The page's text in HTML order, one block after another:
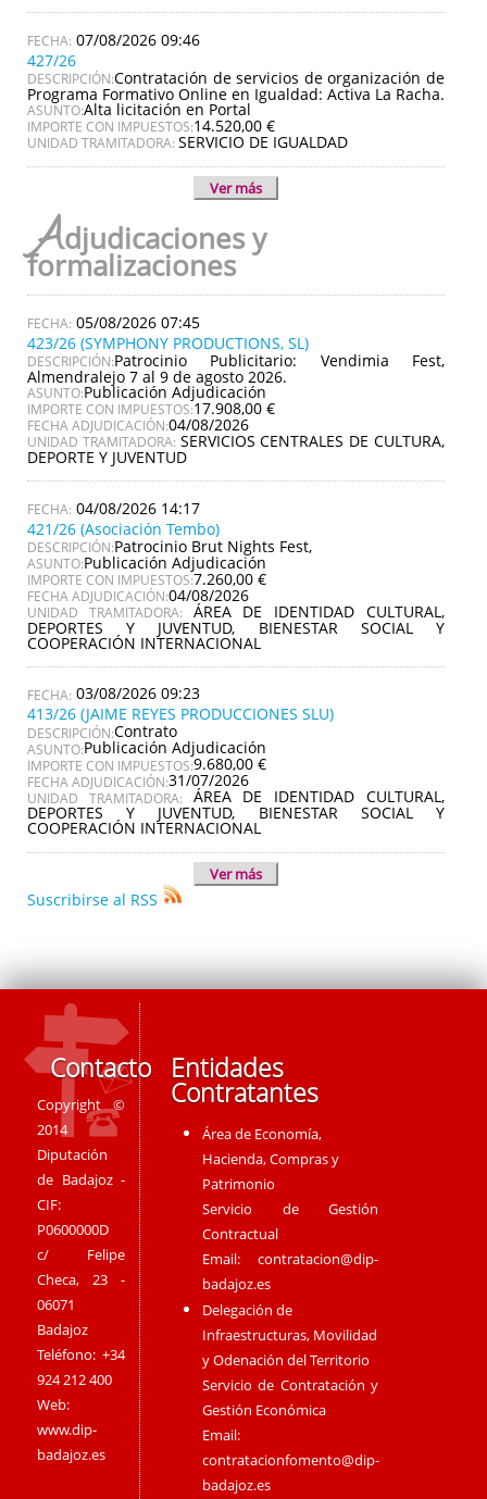
07/08/2026 09:46
427/26
DESCRIPCIÓN:Contratación de servicios de organización de
Programa Formativo Online en Igualdad: Activa La Racha.
ASUNTO:Alta licitación en Portal
IMPORTE CON IMPUESTOS:14.520,00 €
UNIDAD TRAMITADORA: SERVICIO DE IGUALDAD
Ver más
Adjudicaciones y
formalizaciones
05/08/2026 07:45
423/26 (SYMPHONY PRODUCTIONS, SL)
DESCRIPCIÓN:Patrocinio Publicitario: Vendimia Fest,
Almendralejo 7 al 9 de agosto 2026.
ASUNTO:Publicación Adjudicación
IMPORTE CON IMPUESTOS:17.908,00 €
FECHA ADJUDICACIÓN:04/08/2026
UNIDAD TRAMITADORA: SERVICIOS CENTRALES DE CULTURA,
DEPORTE Y JUVENTUD
04/08/2026 14:17
421/26 (Asociación Tembo)
DESCRIPCIÓN:Patrocinio Brut Nights Fest,
ASUNTO:Publicación Adjudicación
IMPORTE CON IMPUESTOS:7.260,00 €
FECHA ADJUDICACIÓN:04/08/2026
UNIDAD TRAMITADORA: ÁREA DE IDENTIDAD CULTURAL,
DEPORTES Y JUVENTUD, BIENESTAR SOCIAL Y
COOPERACIÓN INTERNACIONAL
03/08/2026 09:23
413/26 (JAIME REYES PRODUCCIONES SLU)
DESCRIPCIÓN:Contrato
ASUNTO:Publicación Adjudicación
IMPORTE CON IMPUESTOS:9.680,00 €
FECHA ADJUDICACIÓN:31/07/2026
UNIDAD TRAMITADORA: ÁREA DE IDENTIDAD CULTURAL,
DEPORTES Y JUVENTUD, BIENESTAR SOCIAL Y
COOPERACIÓN INTERNACIONAL
Ver más
Suscribirse al RSS
Contacto
Copyright ©
2014
Diputación
de Badajoz -
CIF:
P0600000D
c/ Felipe
Checa, 23 -
06071
Badajoz
Teléfono: +34
924 212 400
Web:
www.dip-
badajoz.es
Entidades
Contratantes
Área de Economía,
Hacienda, Compras y
Patrimonio
Servicio de Gestión
Contractual
Email:contratacion@dip-
badajoz.es
Delegación de
Infraestructuras, Movilidad
y Odenación del Territorio
Servicio de Contratación y
Gestión Económica
Email:
contratacionfomento@dip-
badajoz.es